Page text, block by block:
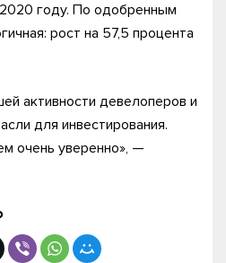
году. По одобренным
рост на 57,5 процента
активности девелоперов и
для инвестирования.
очень уверенно», —